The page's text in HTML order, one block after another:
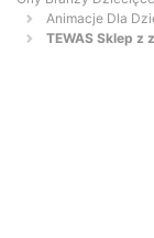
Animacje Dla
TEWAS Sklep z